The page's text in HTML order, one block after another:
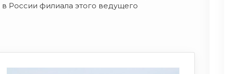
в России филиала этого ведущего